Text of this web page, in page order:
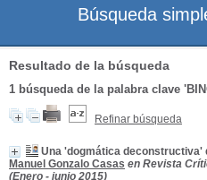
Resultado de la búsqueda
1 búsqueda de la palabra clave
Refinar búsqueda
Una 'dogmática deconstructiva'
Manuel Gonzalo Casas en Revista
(Enero - junio 2015)
Búsqueda